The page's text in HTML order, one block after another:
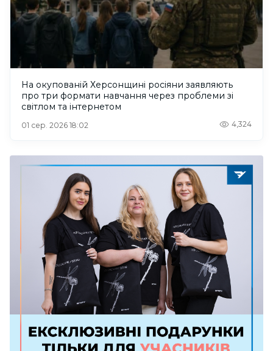
На окупованій Херсонщині росіяни заявляють
про три формати навчання через проблеми зі
світлом та інтернетом
01 сер. 2026 18:02 4,324